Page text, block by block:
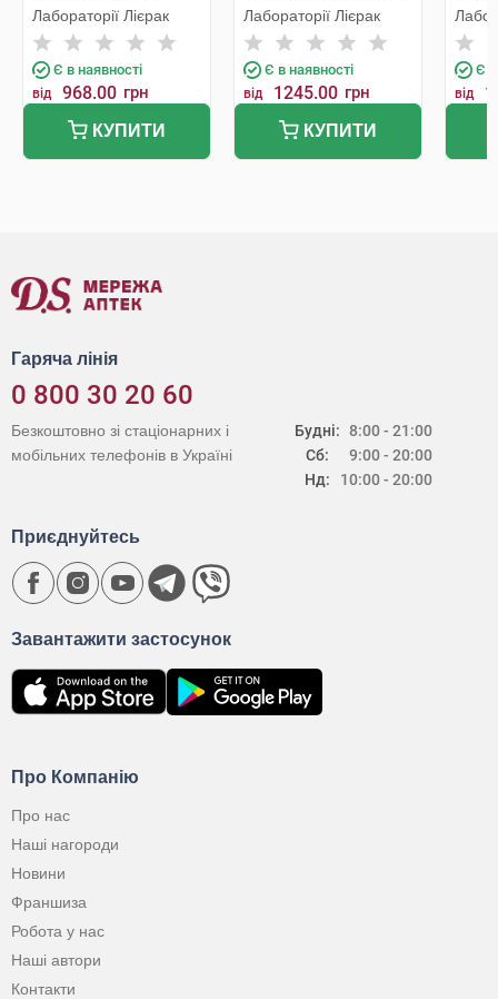
втоми шкіри 50 мл 1
туба
Лабораторії Лієрак
Є в наявності
від 968.00 грн
КУПИТИ
мл + Гель для душу 200
мл 1 набір
Лабораторії Лієрак
Є в наявності
від 1245.00 грн
КУПИТИ
мл +
1
Є в
від
Гаряча лінія
0 800 30 20 60
Будні:
Сб:
Нд:
8:00 - 21:00
9:00 - 20:00
10:00 - 20:00
Безкоштовно зі стаціонарних і
мобільних телефонів в Україні
Про Компанію
Про нас
Наші нагороди
Новини
Франшиза
Робота у нас
Наші автори
Контакти
Завантажити застосунок
Приєднуйтесь